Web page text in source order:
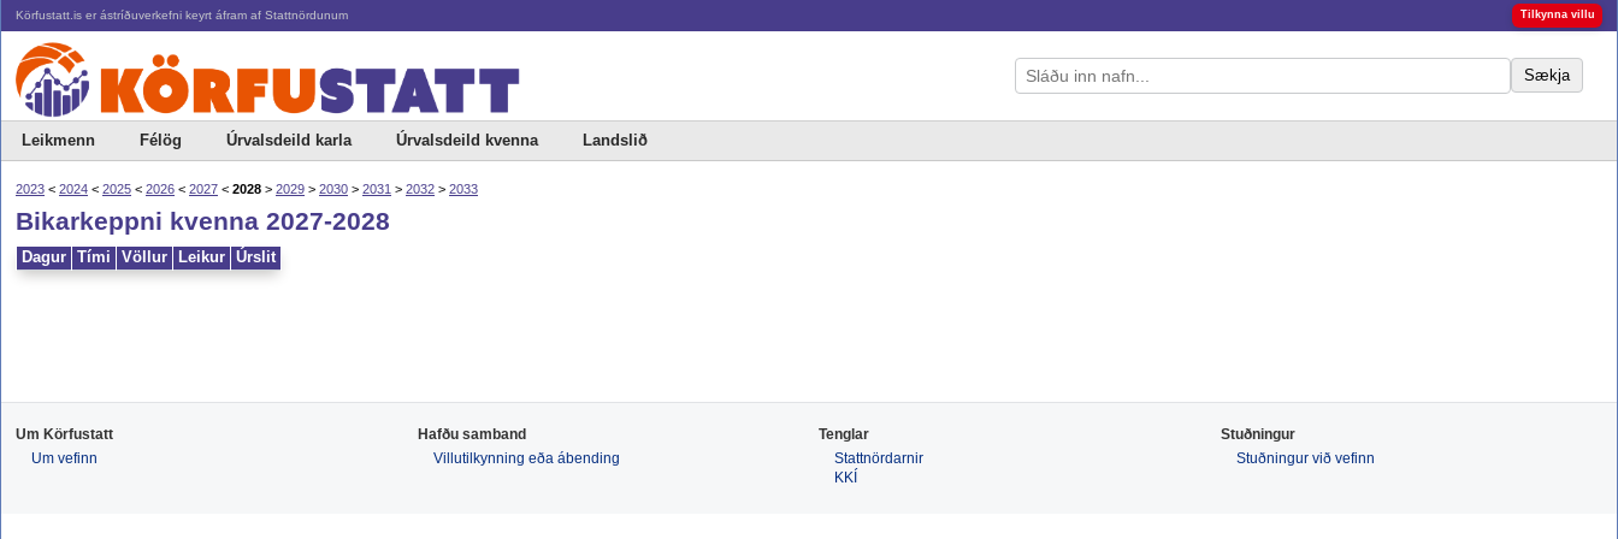
Körfustatt.is er ástríðuverkefni keyrt áfram af Stattnördunum Tilkynna villu
Sækja
Leikmenn Félög Úrvalsdeild karla Úrvalsdeild kvenna Landslið
2023 < 2024 < 2025 < 2026 < 2027 < 2028 > 2029 > 2030 > 2031 > 2032 > 2033
Bikarkeppni kvenna 2027-2028
Dagur Tími Völlur Leikur Úrslit
Um Körfustatt
Um vefinn
Hafðu samband
Villutilkynning eða ábending
Tenglar
Stattnördarnir
KKÍ
Stuðningur
Stuðningur við vefinn